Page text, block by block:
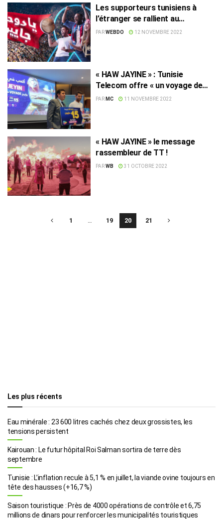
Les supporteurs tunisiens à
l’étranger se rallient au
mouvement #DohaJeyine
PARWEBDO 12 NOVEMBRE 2022
« HAW JAYINE » : Tunisie
Telecom offre « un voyage de
rêve au Qatar » à 12 supporters
PAR MC 11 NOVEMBRE 2022
« HAW JAYINE » le message
rassembleur de TT !
PARWB 31 OCTOBRE 2022
1 … 19 20 21
Les plus récents
Eau minérale : 23 600 litres cachés chez deux grossistes, les
tensions persistent
Kairouan : Le futur hôpital Roi Salman sortira de terre dès
septembre
Tunisie : L’inflation recule à 5,1 % en juillet, la viande ovine toujours en
tête des hausses (+16,7 %)
Saison touristique : Près de 4000 opérations de contrôle et 6,75
millions de dinars pour renforcer les municipalités touristiques